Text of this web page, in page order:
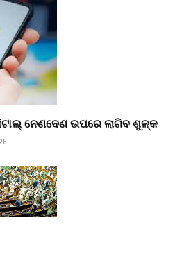
ନେଣଦେଣ ଉପରେ ଲାଗିବ ଶୁଳ୍କ